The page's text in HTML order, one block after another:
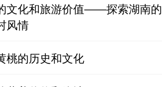
文化和旅游价值——探索湖南的
风情
桃的历史和文化